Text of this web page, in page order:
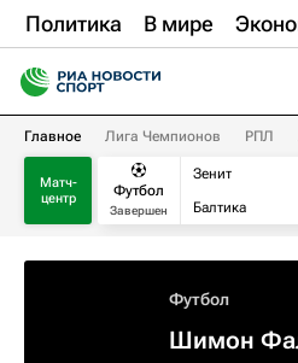
Политика В мире
Главное Лига Чемпионов РПЛ
Матч-
центр
Футбол
Завершен
Зенит
Балтика
Футбол
Шимон